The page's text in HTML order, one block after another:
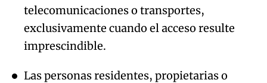
telecomunicaciones o transportes,
exclusivamente cuando el acceso resulte
imprescindible.
Las personas residentes, propietarias o